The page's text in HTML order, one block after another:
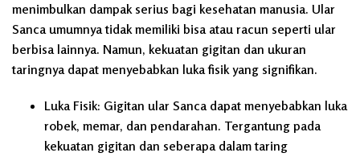
menimbulkan dampak serius bagi kesehatan manusia. Ular
Sanca umumnya tidak memiliki bisa atau racun seperti ular
berbisa lainnya. Namun, kekuatan gigitan dan ukuran
taringnya dapat menyebabkan luka fisik yang signifikan.
Luka Fisik: Gigitan ular Sanca dapat menyebabkan luka
robek, memar, dan pendarahan. Tergantung pada
kekuatan gigitan dan seberapa dalam taring